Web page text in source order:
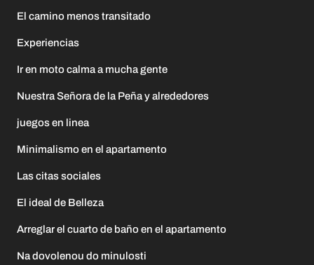
El camino menos transitado
Experiencias
Ir en moto calma a mucha gente
Nuestra Señora de la Peña y alrededores
juegos en linea
Minimalismo en el apartamento
Las citas sociales
El ideal de Belleza
Arreglar el cuarto de baño en el apartamento
Na dovolenou do minulosti